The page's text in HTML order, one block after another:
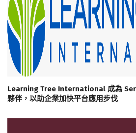
Learning Tree International 成為
夥伴，以助企業加快平台應用步伐